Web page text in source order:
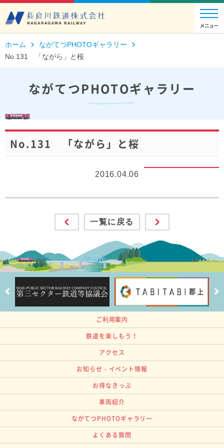
ホーム
ながてつPHOTOギャラリー
No.131 「ながら」と桜
ながてつPHOTOギャラリー
No.131 「ながら」と桜
2016.04.06
一覧に戻る
ご利用案内
鉄道を楽しもう！
アクセス
お知らせ・イベント情報
お得なきっぷ
車両紹介
ながてつPHOTOギャラリー
よくある質問